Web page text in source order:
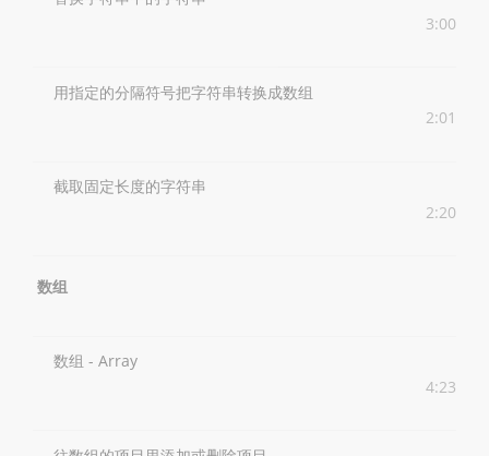
3:00
用指定的分隔符号把字符串转换成数组
2:01
截取固定长度的字符串
2:20
数组
数组 - Array
4:23